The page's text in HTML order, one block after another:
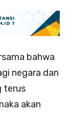
bahwa
negara dan
terus
akan